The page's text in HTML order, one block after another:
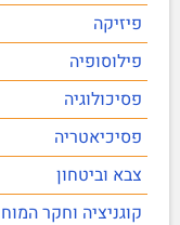
פיזיקה
פילוסופיה
פסיכולוגיה
פסיכיאטריה
צבא וביטחון
קוגניציה וחקר המוח